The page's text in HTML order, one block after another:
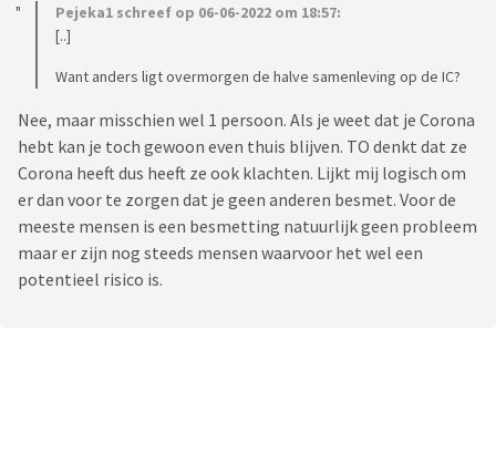
Pejeka1 schreef op 06-06-2022 om 18:57:
[..]
Want anders ligt overmorgen de halve samenleving op de IC?
Nee, maar misschien wel 1 persoon. Als je weet dat je Corona
hebt kan je toch gewoon even thuis blijven. TO denkt dat ze
Corona heeft dus heeft ze ook klachten. Lijkt mij logisch om
er dan voor te zorgen dat je geen anderen besmet. Voor de
meeste mensen is een besmetting natuurlijk geen probleem
maar er zijn nog steeds mensen waarvoor het wel een
potentieel risico is.